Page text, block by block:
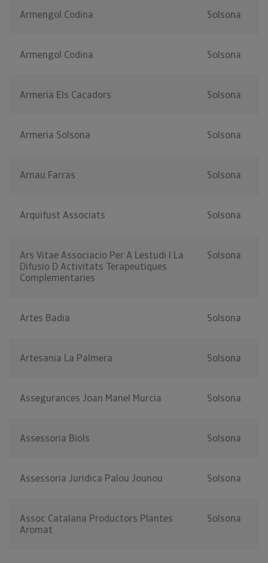
Armengol Codina Solsona
Armengol Codina Solsona
Armeria Els Cacadors Solsona
Armeria Solsona Solsona
Arnau Farras Solsona
Arquifust Associats Solsona
Ars Vitae Associacio Per A Lestudi I La
Difusio D Activitats Terapeutiques
Complementaries
Solsona
Artes Badia Solsona
Artesania La Palmera Solsona
Assegurances Joan Manel Murcia Solsona
Assessoria Biols Solsona
Assessoria Juridica Palou Jounou Solsona
Assoc Catalana Productors Plantes
Aromat
Solsona